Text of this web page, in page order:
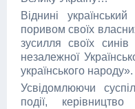
Віднині
поривом своїх
зусилля своїх
незалежної
українського народу».
Усвідомлюючи
події,